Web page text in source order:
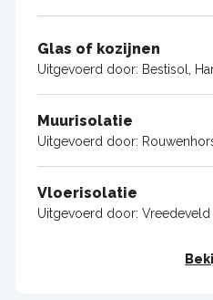
Glas of kozijnen
Uitgevoerd door: Bestisol,
Muurisolatie
Uitgevoerd door:
Vloerisolatie
Uitgevoerd door: Vreedeveld